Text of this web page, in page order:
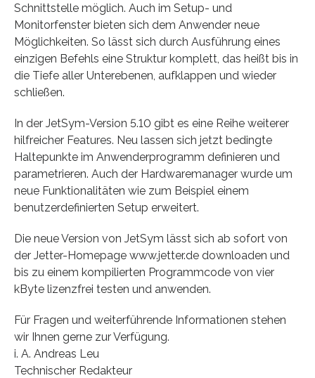
Schnittstelle möglich. Auch im Setup- und
Monitorfenster bieten sich dem Anwender neue
Möglichkeiten. So lässt sich durch Ausführung eines
einzigen Befehls eine Struktur komplett, das heißt bis in
die Tiefe aller Unterebenen, aufklappen und wieder
schließen.
In der JetSym-Version 5.10 gibt es eine Reihe weiterer
hilfreicher Features. Neu lassen sich jetzt bedingte
Haltepunkte im Anwenderprogramm definieren und
parametrieren. Auch der Hardwaremanager wurde um
neue Funktionalitäten wie zum Beispiel einem
benutzerdefinierten Setup erweitert.
Die neue Version von JetSym lässt sich ab sofort von
der Jetter-Homepage www.jetter.de downloaden und
bis zu einem kompilierten Programmcode von vier
kByte lizenzfrei testen und anwenden.
Für Fragen und weiterführende Informationen stehen
wir Ihnen gerne zur Verfügung.
i. A. Andreas Leu
Technischer Redakteur